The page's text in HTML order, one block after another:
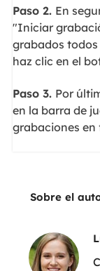
Paso 2. En
"Iniciar
grabados
haz clic en el
Paso 3. Por
en la barra de
grabaciones en
Sobre el